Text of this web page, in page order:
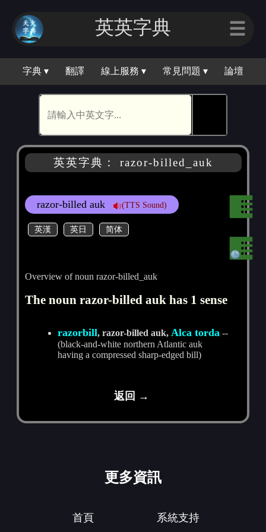
英英字典 ☰
字典 ▾ 翻譯 線上服務 ▾ 常見問題 ▾ 論壇
英英字典： razor-billed_auk
razor-billed auk (TTS Sound)
英漢 英日 简体
Overview of noun razor-billed_auk
The noun razor-billed auk has 1 sense
razorbill, razor-billed auk, Alca torda --
(black-and-white northern Atlantic auk
having a compressed sharp-edged bill)
返回 →
更多資訊
首頁
系統支持